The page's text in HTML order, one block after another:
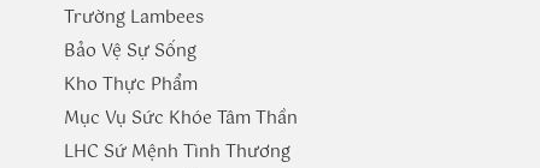
Trường Lambees
Bảo Vệ Sự Sống
Kho Thực Phẩm
Mục Vụ Sức Khóe Tâm Thần
LHC Sứ Mệnh Tình Thương